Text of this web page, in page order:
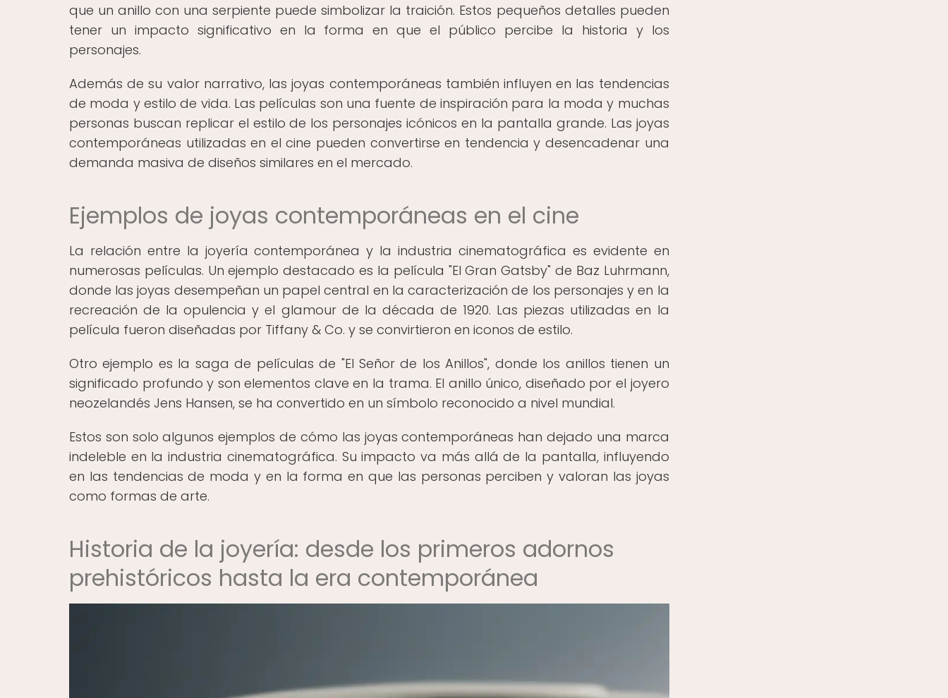
que un anillo con una serpiente puede simbolizar la traición. Estos pequeños detalles pueden
tener un impacto significativo en la forma en que el público percibe la historia y los
personajes.
Además de su valor narrativo, las joyas contemporáneas también influyen en las tendencias
de moda y estilo de vida. Las películas son una fuente de inspiración para la moda y muchas
personas buscan replicar el estilo de los personajes icónicos en la pantalla grande. Las joyas
contemporáneas utilizadas en el cine pueden convertirse en tendencia y desencadenar una
demanda masiva de diseños similares en el mercado.
Ejemplos de joyas contemporáneas en el cine
La relación entre la joyería contemporánea y la industria cinematográfica es evidente en
numerosas películas. Un ejemplo destacado es la película "El Gran Gatsby" de Baz Luhrmann,
donde las joyas desempeñan un papel central en la caracterización de los personajes y en la
recreación de la opulencia y el glamour de la década de 1920. Las piezas utilizadas en la
película fueron diseñadas por Tiffany & Co. y se convirtieron en iconos de estilo.
Otro ejemplo es la saga de películas de "El Señor de los Anillos", donde los anillos tienen un
significado profundo y son elementos clave en la trama. El anillo único, diseñado por el joyero
neozelandés Jens Hansen, se ha convertido en un símbolo reconocido a nivel mundial.
Estos son solo algunos ejemplos de cómo las joyas contemporáneas han dejado una marca
indeleble en la industria cinematográfica. Su impacto va más allá de la pantalla, influyendo
en las tendencias de moda y en la forma en que las personas perciben y valoran las joyas
como formas de arte.
Historia de la joyería: desde los primeros adornos
prehistóricos hasta la era contemporánea